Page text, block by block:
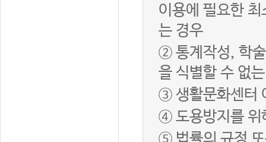
이용에 필요한
는 경우
② 통계작성, 학
을 식별할 수 없
③ 생활문화센터
④ 도용방지를 위